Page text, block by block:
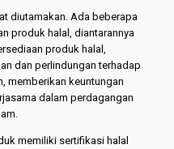
diutamakan. Ada beberapa
produk halal, diantarannya
produk halal,
dan perlindungan terhadap
memberikan keuntungan
dalam perdagangan
memiliki sertifikasi halal